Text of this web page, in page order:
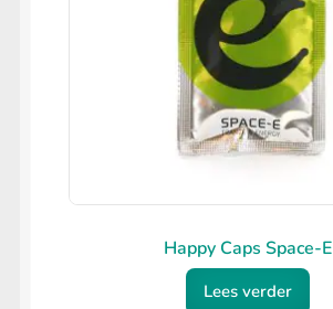
Happy Caps Space-E
Lees verder